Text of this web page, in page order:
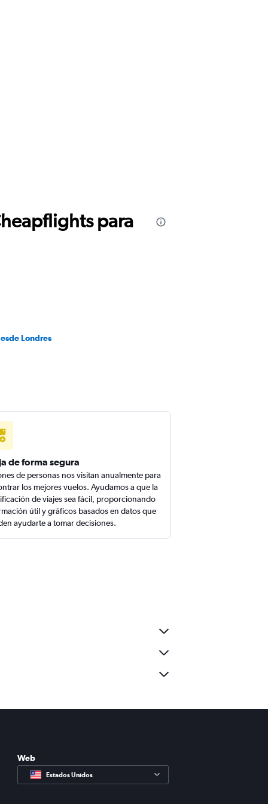
para
Londres
de forma segura
de personas nos visitan anualmente para
los mejores vuelos. Ayudamos a que la
de viajes sea fácil, proporcionando
útil y gráficos basados en datos que
ayudarte a tomar decisiones.
Web
Estados Unidos